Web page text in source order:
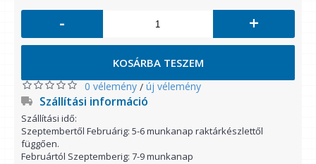
- +
KOSÁRBA TESZEM
0 vélemény / új vélemény
Szállítási információ
Szállítási idő:
Szeptembertől Februárig: 5-6 munkanap raktárkészlettől
függően.
Februártól Szeptemberig: 7-9 munkanap